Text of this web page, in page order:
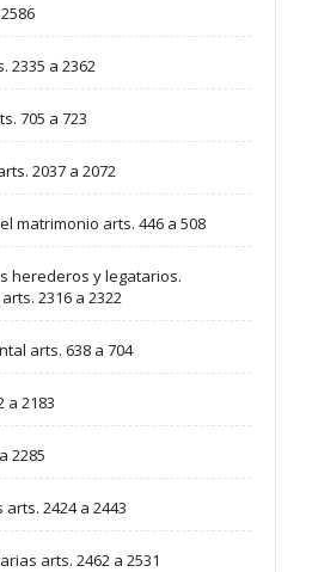
2335 a 2362
705 a 723
2037 a 2072
matrimonio arts. 446 a 508
herederos y legatarios.
2316 a 2322
arts. 638 a 704
a 2183
2285
2424 a 2443
arts. 2462 a 2531